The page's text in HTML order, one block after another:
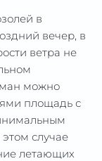
в
вечер, в
ветра не
можно
площадь с
случае
летающих